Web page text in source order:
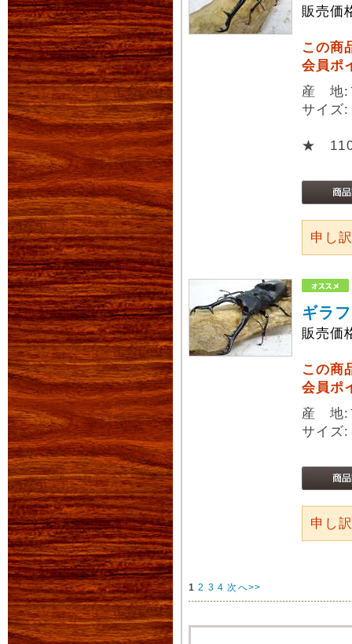
販売価
この商
会員ポ
産 地:
サイ
★
申し
ギラ
販売価
この商
会員ポ
産 地:
サイ
申し
1 2 3 4 次へ>>